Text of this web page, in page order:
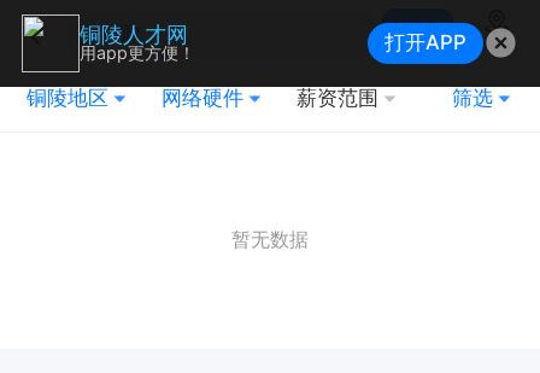
搜索
地图
铜陵地区 网络硬件 薪资范围 筛选
暂无数据
铜陵人才网
用app更方便！ 打开APP